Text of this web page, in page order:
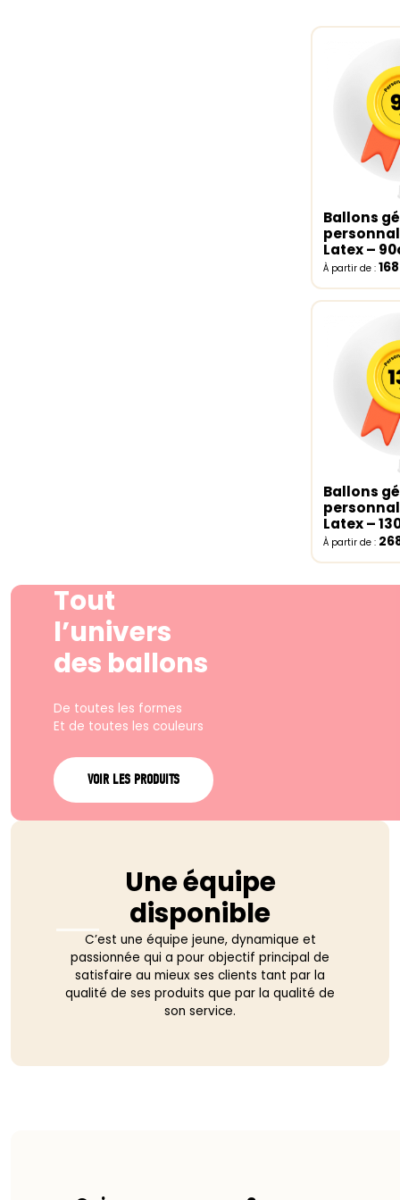
Select
Ballons
Latex –
À partir de :
Select
Ballons
Latex –
À partir de :
Tout
l’univers
des ballons
De toutes les formes
Et de toutes les couleurs
VOIR LES PRODUITS
Une équipe
disponible
C’est une équipe jeune, dynamique et
passionnée qui a pour objectif principal de
satisfaire au mieux ses clients tant par la
qualité de ses produits que par la qualité de
son service.